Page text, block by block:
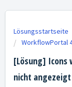
Lösungsstartseite
WorkflowPortal
[Lösung] Icons
nicht angezeigt